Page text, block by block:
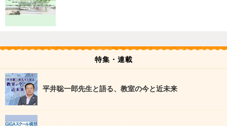
特集・連載
平井聡一郎先生と語る、教室の今と近未来